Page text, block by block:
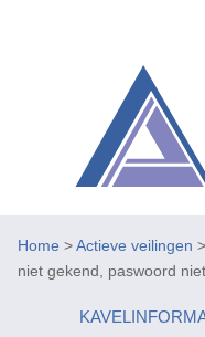
Home >Actieve veilingen >
niet gekend, paswoord